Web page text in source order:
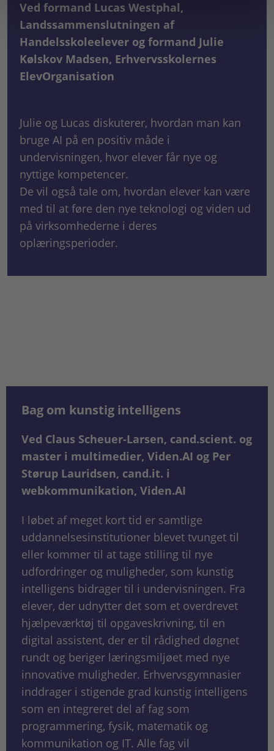
Ved formand Lucas Westphal,
Landssammenslutningen af
Handelsskoleelever og formand Julie
Kølskov Madsen, Erhvervsskolernes
ElevOrganisation
Julie og Lucas diskuterer, hvordan man kan
bruge AI på en positiv måde i
undervisningen, hvor elever får nye og
nyttige kompetencer.
De vil også tale om, hvordan elever kan være
med til at føre den nye teknologi og viden ud
på virksomhederne i deres
oplæringsperioder.
Bag om kunstig intelligens
Ved Claus Scheuer-Larsen, cand.scient. og
master i multimedier, Viden.AI og Per
Størup Lauridsen, cand.it. i
webkommunikation, Viden.AI
I løbet af meget kort tid er samtlige
uddannelsesinstitutioner blevet tvunget til
eller kommer til at tage stilling til nye
udfordringer og muligheder, som kunstig
intelligens bidrager til i undervisningen. Fra
elever, der udnytter det som et overdrevet
hjælpeværktøj til opgaveskrivning, til en
digital assistent, der er til rådighed døgnet
rundt og beriger læringsmiljøet med nye
innovative muligheder. Erhvervsgymnasier
inddrager i stigende grad kunstig intelligens
som en integreret del af fag som
programmering, fysik, matematik og
kommunikation og IT. Alle fag vil